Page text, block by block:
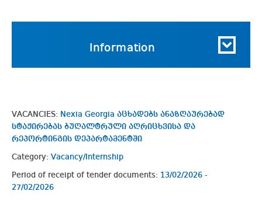
Information
VACANCIES: Nexia Georgia აცხადებს ანაზღაურებად
სტაჟირებას ბუღალტრული აღრიცხვისა და
რეპორტინგის დეპარტამენტში
Category: Vacancy/Internship
Period of receipt of tender documents: 13/02/2026 -
27/02/2026